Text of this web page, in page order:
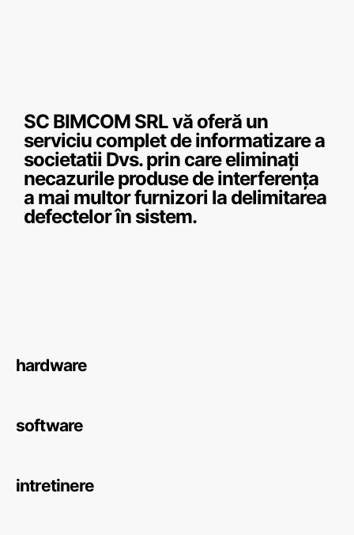
SC BIMCOM SRL vă oferă un
serviciu complet de informatizare a
societatii Dvs. prin care eliminați
necazurile produse de interferența
a mai multor furnizori la delimitarea
defectelor în sistem.
hardware
software
intretinere